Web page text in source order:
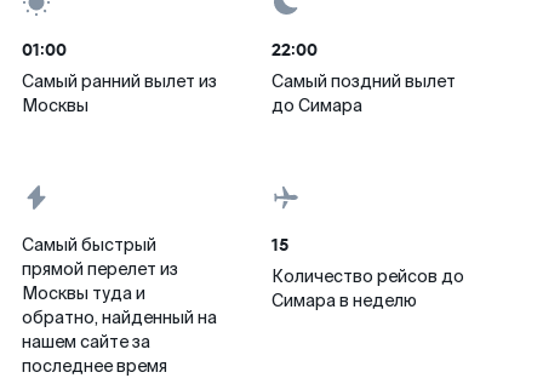
01:00
Самый ранний вылет из
Москвы
22:00
Самый поздний вылет
до Симара
Самый быстрый
прямой перелет из
Москвы туда и
обратно, найденный на
нашем сайте за
последнее время
15
Количество рейсов до
Симара в неделю